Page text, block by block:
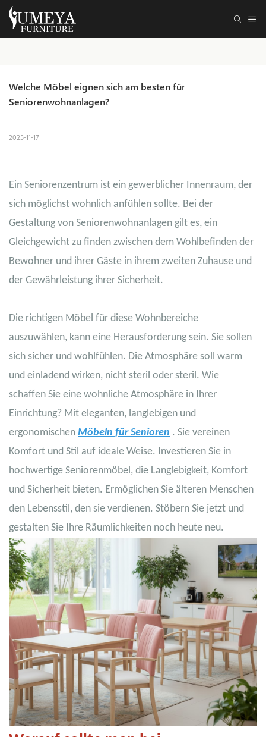
Welche Möbel eignen sich am besten für
Seniorenwohnanlagen?
2025-11-17
Ein Seniorenzentrum ist ein gewerblicher Innenraum, der
sich möglichst wohnlich anfühlen sollte. Bei der
Gestaltung von Seniorenwohnanlagen gilt es, ein
Gleichgewicht zu finden zwischen dem Wohlbefinden der
Bewohner und ihrer Gäste in ihrem zweiten Zuhause und
der Gewährleistung ihrer Sicherheit.
Die richtigen Möbel für diese Wohnbereiche
auszuwählen, kann eine Herausforderung sein. Sie sollen
sich sicher und wohlfühlen. Die Atmosphäre soll warm
und einladend wirken, nicht steril oder steril. Wie
schaffen Sie eine wohnliche Atmosphäre in Ihrer
Einrichtung? Mit eleganten, langlebigen und
ergonomischen Möbeln für Senioren . Sie vereinen
Komfort und Stil auf ideale Weise. Investieren Sie in
hochwertige Seniorenmöbel, die Langlebigkeit, Komfort
und Sicherheit bieten. Ermöglichen Sie älteren Menschen
den Lebensstil, den sie verdienen. Stöbern Sie jetzt und
gestalten Sie Ihre Räumlichkeiten noch heute neu.